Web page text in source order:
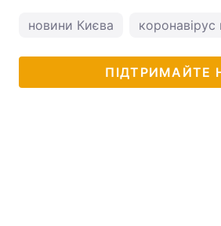
новини Києва коронавірус
ПІДТРИМАЙТЕ